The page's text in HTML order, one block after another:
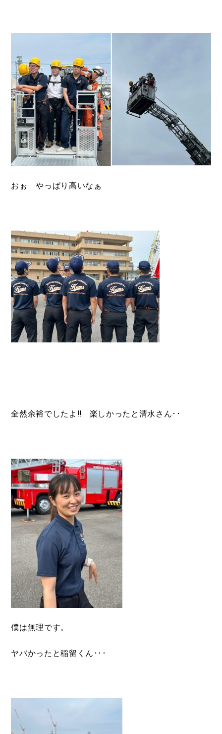
おぉ やっぱり高いなぁ
全然余裕でしたよ‼ 楽しかったと清水さん･･
僕は無理です。
ヤバかったと稲留くん･･･